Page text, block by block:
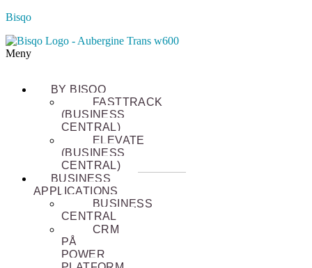
Bisqo
Meny
BY BISQO
FASTTRACK
(BUSINESS
CENTRAL)
ELEVATE
(BUSINESS
CENTRAL)
BUSINESS
APPLICATIONS
BUSINESS
CENTRAL
CRM
PÅ
POWER